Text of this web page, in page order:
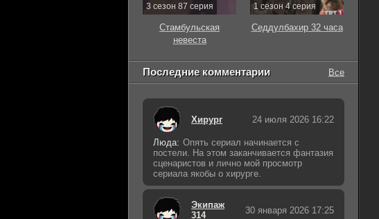
3 сезон 87 серия
Стамбульская
невеста
1 сезон 4 серия
Седдулбахир 32 часа
Последние комментарии Все
Хирург 24 июля 2026 16:22
Люда: Опять сериал начинается с
постели. На этом заканчивается фантазия
сценаристов и лично мой просмотр
сериала якобы о хирурге.
Экипаж
314
30 января 2026 17:25